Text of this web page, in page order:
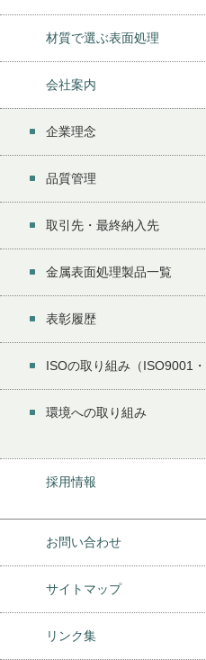
材質で選ぶ表面処理
会社案内
企業理念
品質管理
取引先・最終納入先
金属表面処理製品一覧
表彰履歴
ISOの取り組み（ISO9001・
環境への取り組み
採用情報
お問い合わせ
サイトマップ
リンク集